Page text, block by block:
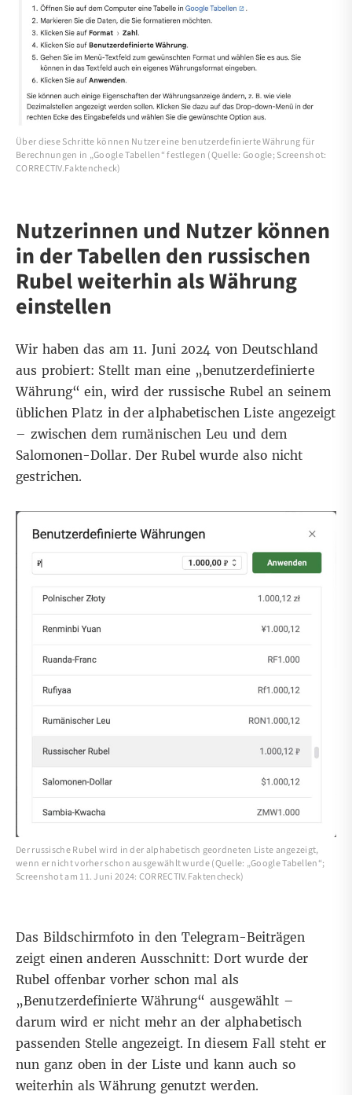
Über diese Schritte können Nutzer eine benutzerdefinierte Währung für
Berechnungen in „Google Tabellen“ festlegen (Quelle: Google; Screenshot:
CORRECTIV.Faktencheck)
Nutzerinnen und Nutzer können
in der Tabellen den russischen
Rubel weiterhin als Währung
einstellen
Wir haben das am 11. Juni 2024 von Deutschland
aus probiert: Stellt man eine „benutzerdefinierte
Währung“ ein, wird der russische Rubel an seinem
üblichen Platz in der alphabetischen Liste angezeigt
– zwischen dem rumänischen Leu und dem
Salomonen-Dollar. Der Rubel wurde also nicht
gestrichen.
Der russische Rubel wird in der alphabetisch geordneten Liste angezeigt,
wenn er nicht vorher schon ausgewählt wurde (Quelle: „Google Tabellen“;
Screenshot am 11. Juni 2024: CORRECTIV.Faktencheck)
Das Bildschirmfoto in den Telegram-Beiträgen
zeigt einen anderen Ausschnitt: Dort wurde der
Rubel offenbar vorher schon mal als
„Benutzerdefinierte Währung“ ausgewählt –
darum wird er nicht mehr an der alphabetisch
passenden Stelle angezeigt. In diesem Fall steht er
nun ganz oben in der Liste und kann auch so
weiterhin als Währung genutzt werden.